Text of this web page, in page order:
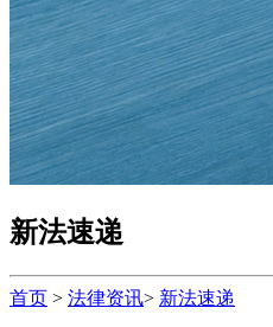
新法速递
首页 > 法律资讯> 新法速递